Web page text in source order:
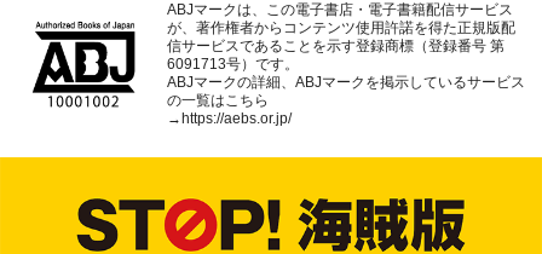
ABJマークは、この電子書店・電子書籍配信サービス
が、著作権者からコンテンツ使用許諾を得た正規版配
信サービスであることを示す登録商標（登録番号 第
6091713号）です。
ABJマークの詳細、ABJマークを掲示しているサービス
の一覧はこちら
→ https://aebs.or.jp/